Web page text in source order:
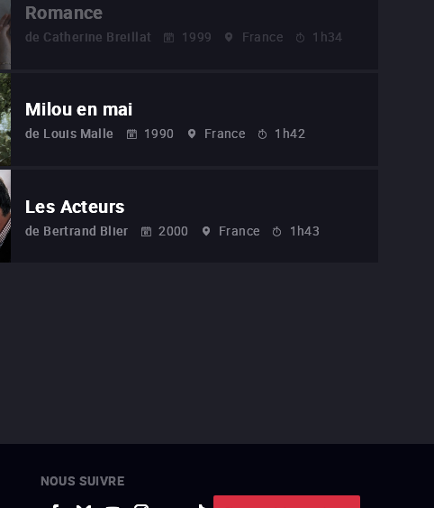
Romance
de Catherine Breillat 1999 France 1h34
Milou en mai
de Louis Malle 1990 France 1h42
Les Acteurs
de Bertrand Blier 2000 France 1h43
NOUS SUIVRE